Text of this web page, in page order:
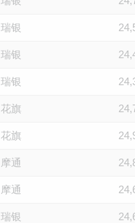
瑞银
瑞银
瑞银
花旗
花旗
摩通
摩通
瑞银